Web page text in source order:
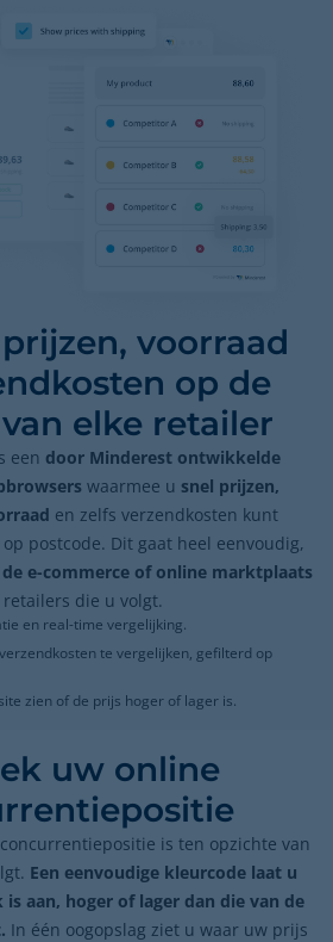
voorraad
op de
elke retailer
een door Minderest ontwikkelde
waarmee u snel prijzen,
en zelfs verzendkosten kunt
postcode. Dit gaat heel eenvoudig,
e-commerce of online marktplaats
retailers die u volgt.
en real-time vergelijking.
te vergelijken, gefilterd op
zien of de prijs hoger of lager is.
uw online
is ten opzichte van
Een eenvoudige kleurcode laat u
aan, hoger of lager dan die van de
In één oogopslag ziet u waar uw prijs